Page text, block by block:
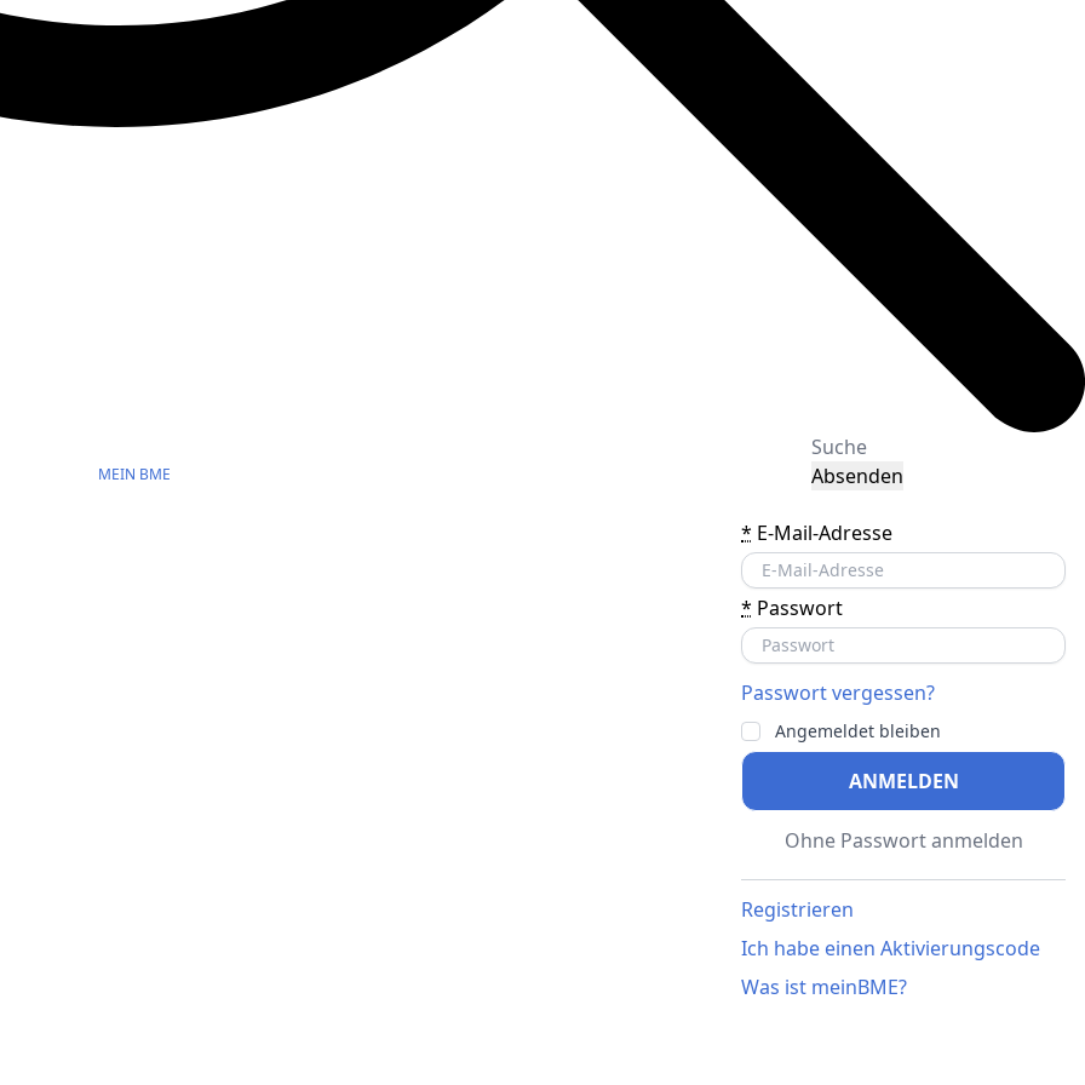
Absenden
MEIN BME
* E-Mail-Adresse
* Passwort
Passwort vergessen?
Angemeldet bleiben
ANMELDEN
Ohne Passwort anmelden
Registrieren
Ich habe einen Aktivierungscode
Was ist meinBME?